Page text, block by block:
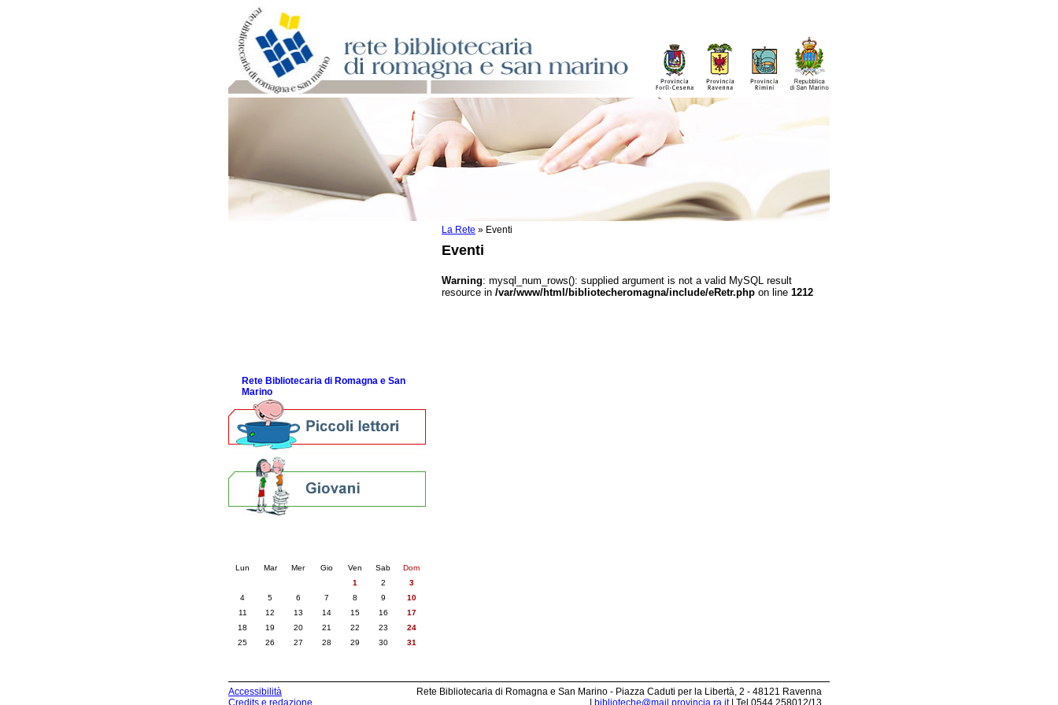
La Rete » Eventi
Eventi
Warning: mysql_num_rows(): supplied argument is not a valid MySQL result
resource in /var/www/html/bibliotecheromagna/include/eRetr.php on line 1212
Rete Bibliotecaria di Romagna e San
Marino
Lun Mar Mer Gio Ven Sab
Dom
1
2
3
4
5 6 7 8 9
10
11
12 13 14 15 16
17
18
19 20 21 22 23
24
25
26 27 28 29 30 31
Accessibilità
Credits e redazione
Rete Bibliotecaria di Romagna e San Marino - Piazza Caduti per la Libertà, 2 - 48121 Ravenna
biblioteche@mail.provincia.ra.it| Tel 0544.258012/13